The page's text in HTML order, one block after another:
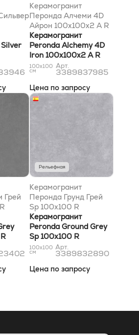
Керамогранит
Перонда Алчеми 4D
Айрон 100x100x2 A R
20mm
Керамогранит
Peronda Alchemy 4D
Iron 100x100x2 A R
20mm
100x100
см
Арт.
3389837985
Цена по запросу
Грей
Рельефная
Керамогранит
Перонда Грунд Грей
Sp 100x100 R
Керамогранит
Peronda Ground Grey
Sp 100x100 R
100x100
см
Арт.
3389832890
Цена по запросу